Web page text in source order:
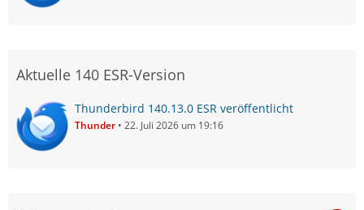
Aktuelle 140 ESR-Version
Thunderbird 140.13.0 ESR veröffentlicht
Thunder 22. Juli 2026 um 19:16